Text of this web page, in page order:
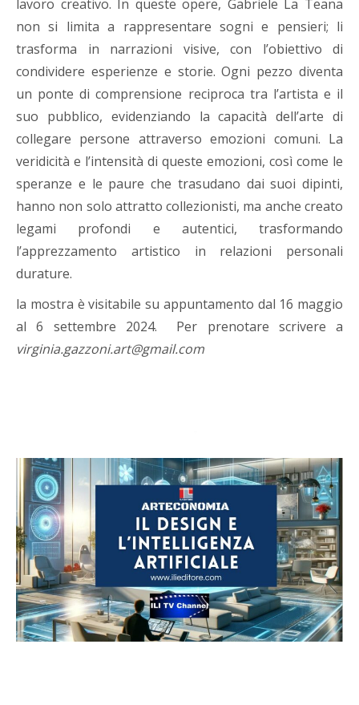
lavoro creativo. In queste opere, Gabriele La Teana
non si limita a rappresentare sogni e pensieri; li
trasforma in narrazioni visive, con l’obiettivo di
condividere esperienze e storie. Ogni pezzo diventa
un ponte di comprensione reciproca tra l’artista e il
suo pubblico, evidenziando la capacità dell’arte di
collegare persone attraverso emozioni comuni. La
veridicità e l’intensità di queste emozioni, così come le
speranze e le paure che trasudano dai suoi dipinti,
hanno non solo attratto collezionisti, ma anche creato
legami profondi e autentici, trasformando
l’apprezzamento artistico in relazioni personali
durature.
la mostra è visitabile su appuntamento dal 16 maggio
al 6 settembre 2024. Per prenotare scrivere a
virginia.gazzoni.art@gmail.com